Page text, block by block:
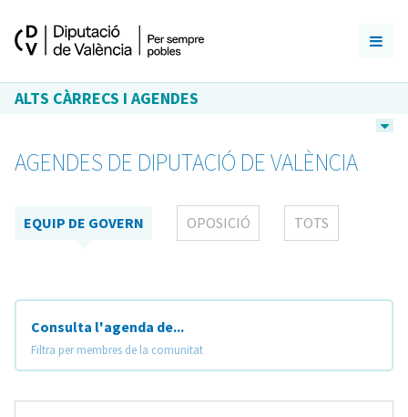
ALTS CÀRRECS I AGENDES
AGENDES DE DIPUTACIÓ DE VALÈNCIA
EQUIP DE GOVERN OPOSICIÓ TOTS
Consulta l'agenda de...
Filtra per membres de la comunitat